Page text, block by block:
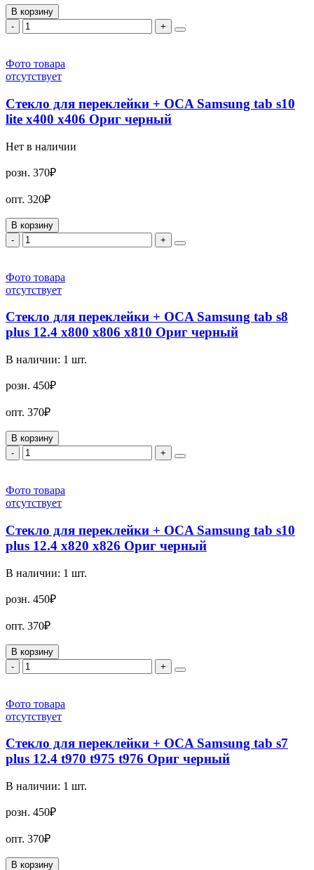
В корзину
-
+
Фото товара
отсутствует
Стекло для переклейки + OCA Samsung tab s10
lite x400 x406 Ориг черный
Нет в наличии
розн. 370₽
опт. 320₽
В корзину
-
+
Фото товара
отсутствует
Стекло для переклейки + OCA Samsung tab s8
plus 12.4 x800 x806 x810 Ориг черный
В наличии: 1 шт.
розн. 450₽
опт. 370₽
В корзину
-
+
Фото товара
отсутствует
Стекло для переклейки + OCA Samsung tab s10
plus 12.4 x820 x826 Ориг черный
В наличии: 1 шт.
розн. 450₽
опт. 370₽
В корзину
-
+
Фото товара
отсутствует
Стекло для переклейки + OCA Samsung tab s7
plus 12.4 t970 t975 t976 Ориг черный
В наличии: 1 шт.
розн. 450₽
опт. 370₽
В корзину